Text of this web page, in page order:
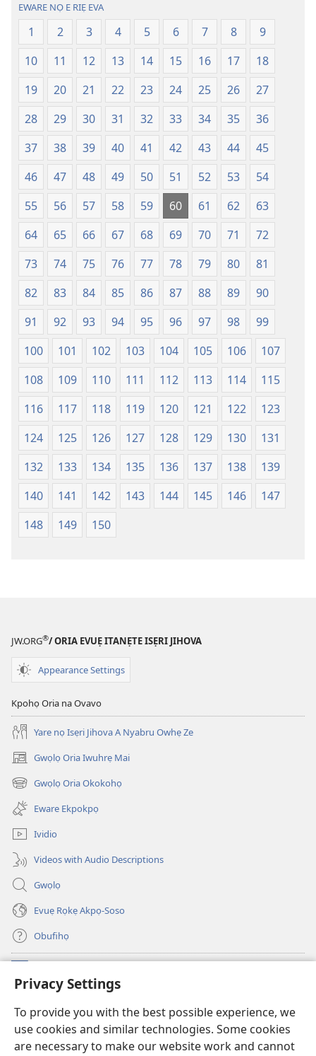
Privacy Settings
To provide you with the best possible experience, we
use cookies and similar technologies. Some cookies
are necessary to make our website work and cannot
Ọkpokpọ
ọrọ
Ikereakere
Efuafo
Na
(Onọ
wariẹ
evaọ
2013)
Na
(Onọ
a
wariẹ
evaọ
2013)
EWARE NỌ E RIẸ EVA
1 2 3 4 5 6 7 8
9
10
11 12 13 14 15 16 17
18
19
20 21 22 23 24 25 26
27
28
29 30 31 32 33 34 35
36
37
38 39 40 41 42 43 44
45
46
47 48 49 50 51 52 53
54
55
56 57 58 59 60 61 62
63
64
65 66 67 68 69 70 71
72
73
74 75 76 77 78 79 80
81
82
83 84 85 86 87 88 89
90
91
92 93 94 95 96 97 98
99
100
101 102 103 104 105 106
107
108
109 110 111 112 113 114
115
116
117 118 119 120 121 122
123
124
125 126 127 128 129 130
131
132
133 134 135 136 137 138
139
140
141 142 143 144 145 146
147
148
149 150
JW.ORG®/ ORIA EVUẸ ITANẸTE ISẸRI JIHOVA
Appearance Settings
Kpohọ Oria na Ovavo
Yare nọ Isẹri Jihova A Nyabru Owhẹ Ze
Gwọlọ Oria Iwuhrẹ Mai
(opens
new
window)
Gwọlọ Oria Okokohọ
(opens
new
window)
Eware Ekpokpọ
Ividio
Videos with Audio Descriptions
Gwọlọ
Evuẹ Rọkẹ Akpọ-Soso
Obufihọ
(opens
new
UWOU-EBE ITANẸTE orọ Watchtower
(opens
new
window)JW Hub
(opens